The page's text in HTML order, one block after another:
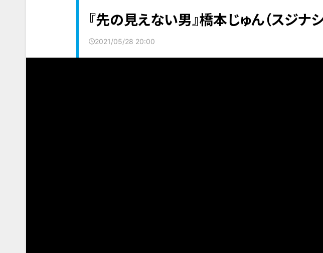
『先の見えない男』橋本じゅん（スジナシ
2021/05/28 20:00